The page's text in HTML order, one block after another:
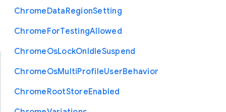
ChromeDataRegionSetting
ChromeForTestingAllowed
ChromeOsLockOnIdleSuspend
ChromeOsMultiProfileUserBehavior
ChromeRootStoreEnabled